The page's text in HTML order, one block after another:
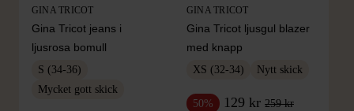
GINA TRICOT
Gina Tricot jeans i
ljusrosa bomull
S (34-36)
Mycket gott skick
GINA TRICOT
Gina Tricot ljusgul blazer
med knapp
XS (32-34) Nytt skick
50% 129 kr 259 kr